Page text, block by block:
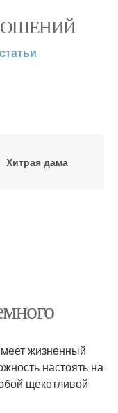
статьи
Хитрая дама
жизненный
настоять на
щекотливой